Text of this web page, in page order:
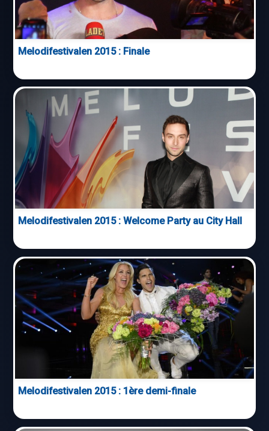
Melodifestivalen 2015 : Finale
Melodifestivalen 2015 : Welcome Party au City Hall
Melodifestivalen 2015 : 1ère demi-finale